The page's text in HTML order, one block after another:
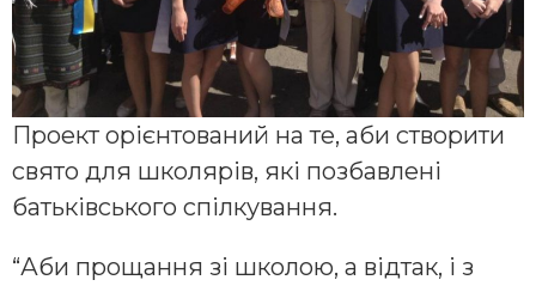
Проект орієнтований на те, аби створити
свято для школярів, які позбавлені
батьківського спілкування.
“Аби прощання зі школою, а відтак, і з